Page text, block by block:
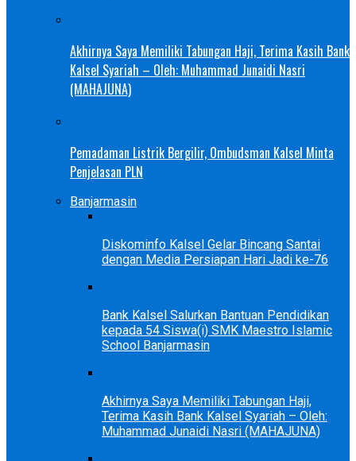
Akhirnya Saya Memiliki Tabungan Haji, Terima Kasih Bank
Kalsel Syariah – Oleh: Muhammad Junaidi Nasri
(MAHAJUNA)
Pemadaman Listrik Bergilir, Ombudsman Kalsel Minta
Penjelasan PLN
Banjarmasin
Diskominfo Kalsel Gelar Bincang Santai
dengan Media Persiapan Hari Jadi ke-76
Bank Kalsel Salurkan Bantuan Pendidikan
kepada 54 Siswa(i) SMK Maestro Islamic
School Banjarmasin
Akhirnya Saya Memiliki Tabungan Haji,
Terima Kasih Bank Kalsel Syariah – Oleh:
Muhammad Junaidi Nasri (MAHAJUNA)